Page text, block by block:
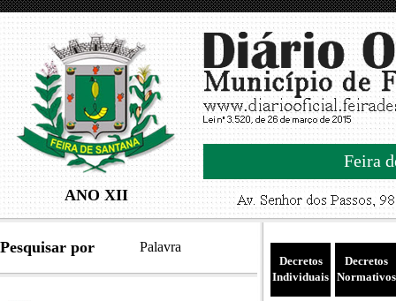
ANO XII
Feira
Pesquisar por Palavra
Decretos
Individuais
Decretos
Normativos